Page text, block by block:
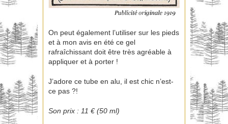
On peut également l’utiliser sur les pieds
et à mon avis en été ce gel
rafraîchissant doit être très agréable à
appliquer et à porter !
J’adore ce tube en alu, il est chic n’est-
ce pas ?!
Son prix : 11 € (50 ml)